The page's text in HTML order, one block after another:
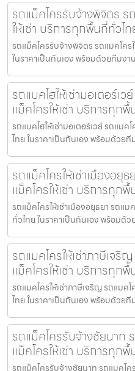
รถแม็คโครรับจ้างพิจิตร ร
ให้เช่า บริการทุกพื้นที่ทั่วไ
รถแม็คโครรับจ้างพิจิตร รถแมคโคร
ในราคาเป็นกันเอง พร้อมด้วยทีมง
รถแบคโฮให้เช่ามอเตอร์เ
แม็คโครให้เช่า บริการทุก
รถแบคโฮให้เช่ามอเตอร์เวย์ รถแมค
ไทย ในราคาเป็นกันเอง พร้อมด้วย
รถแม็คโครให้เช่าเมืองอยุ
แม็คโครให้เช่า บริการทุก
รถแม็คโครให้เช่าเมืองอยุธยา รถแม
ทั่วไทย ในราคาเป็นกันเอง พร้อมด้
รถแมคโครให้เช่าภาษีเจริ
แม็คโครให้เช่า บริการทุก
รถแมคโครให้เช่าภาษีเจริญ รถแมค
ไทย ในราคาเป็นกันเอง พร้อมด้วย
รถแม็คโครรับจ้างชัยนาท
แม็คโครให้เช่า บริการทุก
รถแม็คโครรับจ้างชัยนาท รถแมคโค